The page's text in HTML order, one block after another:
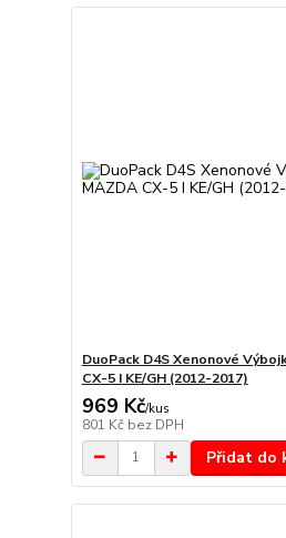
DuoPack D4S Xenonové
CX-5 I KE/GH (2012-2017)
969 Kč/kus
801 Kč bez DPH
Přidat do